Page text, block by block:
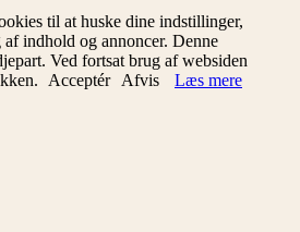
til at huske dine indstillinger,
indhold og annoncer. Denne
Ved fortsat brug af websiden
Acceptér Afvis
Læs mere